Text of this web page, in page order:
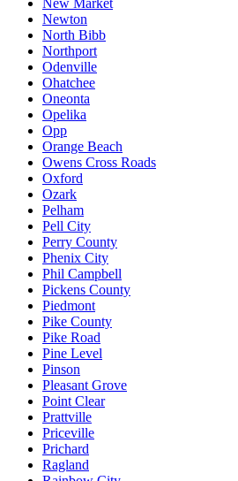
Newton
North Bibb
Northport
Odenville
Ohatchee
Oneonta
Opelika
Opp
Orange Beach
Owens Cross Roads
Oxford
Ozark
Pelham
Pell City
Perry County
Phenix City
Phil Campbell
Pickens County
Piedmont
Pike County
Pike Road
Pine Level
Pinson
Pleasant Grove
Point Clear
Prattville
Priceville
Prichard
Ragland